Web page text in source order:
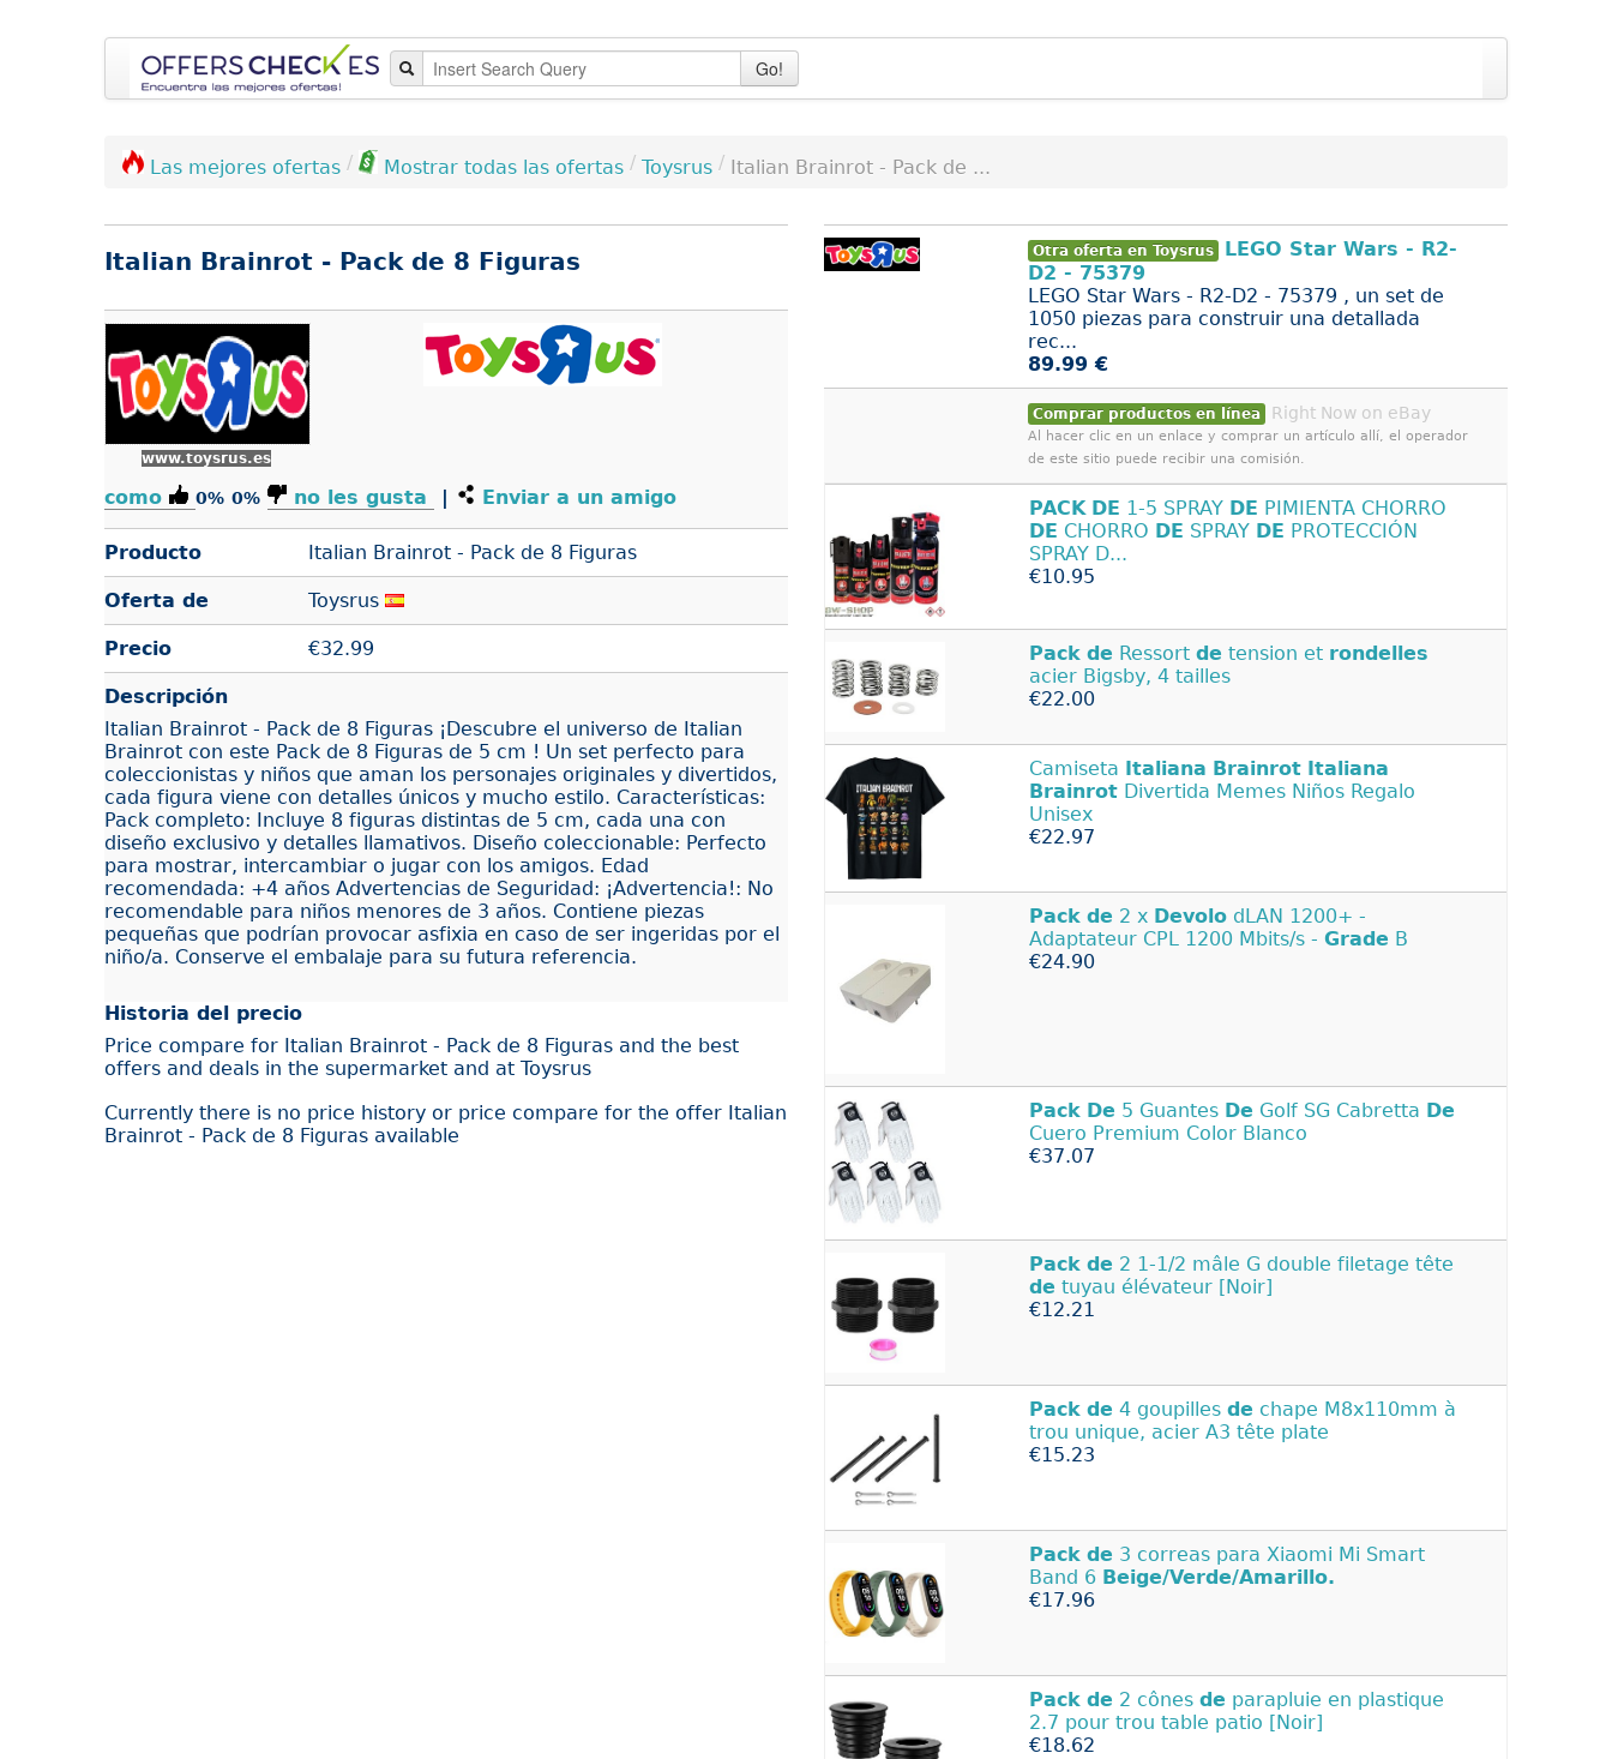
Go!
Las mejores ofertas / Mostrar todas las ofertas / Toysrus / Italian Brainrot - Pack de ...
Italian Brainrot - Pack de 8 Figuras
www.toysrus.es
como 0% 0% no les gusta | Enviar a un amigo
Producto Italian Brainrot - Pack de 8 Figuras
Oferta de Toysrus
Precio €32.99
Descripción
Italian Brainrot - Pack de 8 Figuras ¡Descubre el universo de Italian
Brainrot con este Pack de 8 Figuras de 5 cm ! Un set perfecto para
coleccionistas y niños que aman los personajes originales y divertidos,
cada figura viene con detalles únicos y mucho estilo. Características:
Pack completo: Incluye 8 figuras distintas de 5 cm, cada una con
diseño exclusivo y detalles llamativos. Diseño coleccionable: Perfecto
para mostrar, intercambiar o jugar con los amigos. Edad
recomendada: +4 años Advertencias de Seguridad: ¡Advertencia!: No
recomendable para niños menores de 3 años. Contiene piezas
pequeñas que podrían provocar asfixia en caso de ser ingeridas por el
niño/a. Conserve el embalaje para su futura referencia.
Historia del precio
Price compare for Italian Brainrot - Pack de 8 Figuras and the best
offers and deals in the supermarket and at Toysrus
Currently there is no price history or price compare for the offer Italian
Brainrot - Pack de 8 Figuras available
Otra oferta en Toysrus
LEGO Star Wars - R2-
D2 - 75379
LEGO Star Wars - R2-D2 - 75379 , un set de
1050 piezas para construir una detallada
rec...
89.99 €
Comprar productos en línea Right Now on eBay
Al hacer clic en un enlace y comprar un artículo allí, el operador
de este sitio puede recibir una comisión.
PACK DE 1-5 SPRAY DE PIMIENTA CHORRO
DE CHORRO DE SPRAY DE PROTECCIÓN
SPRAY D...
€10.95
Pack de Ressort de tension et rondelles
acier Bigsby, 4 tailles
€22.00
Camiseta Italiana Brainrot Italiana
Brainrot Divertida Memes Niños Regalo
Unisex
€22.97
Pack de 2 x Devolo dLAN 1200+ -
Adaptateur CPL 1200 Mbits/s - Grade B
€24.90
Pack De 5 Guantes De Golf SG Cabretta De
Cuero Premium Color Blanco
€37.07
Pack de 2 1-1/2 mâle G double filetage tête
de tuyau élévateur [Noir]
€12.21
Pack de 4 goupilles de chape M8x110mm à
trou unique, acier A3 tête plate
€15.23
Pack de 3 correas para Xiaomi Mi Smart
Band 6 Beige/Verde/Amarillo.
€17.96
Pack de 2 cônes de parapluie en plastique
2.7 pour trou table patio [Noir]
€18.62